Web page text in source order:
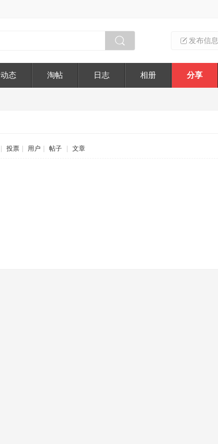
发布信息
动态 淘帖 日志 相册 分享
投票 用户 帖子 文章